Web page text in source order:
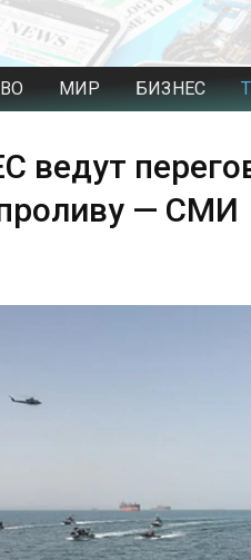
МИР БИЗНЕС
ведут
— СМИ